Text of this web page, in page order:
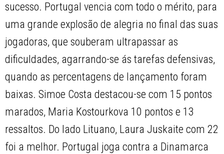
sucesso. Portugal vencia com todo o mérito, para
uma grande explosão de alegria no final das suas
jogadoras, que souberam ultrapassar as
dificuldades, agarrando-se ás tarefas defensivas,
quando as percentagens de lançamento foram
baixas. Simoe Costa destacou-se com 15 pontos
marados, Maria Kostourkova 10 pontos e 13
ressaltos. Do lado Lituano, Laura Juskaite com 22
foi a melhor. Portugal joga contra a Dinamarca